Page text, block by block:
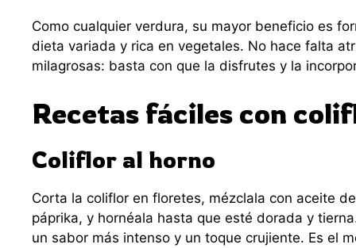
Como cualquier verdura, su mayor beneficio es
dieta variada y rica en vegetales. No hace falta
milagrosas: basta con que la disfrutes y la
Recetas fáciles con
Coliflor al horno
Corta la coliflor en floretes, mézclala con aceite
páprika, y hornéala hasta que esté dorada y
un sabor más intenso y un toque crujiente. Es el